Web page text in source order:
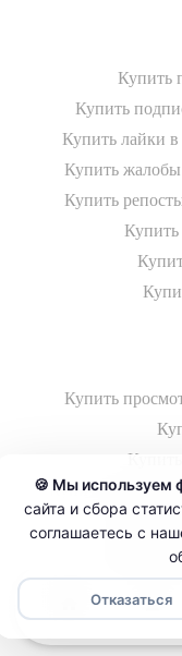
Купить
Купить
Купить лайки
Купить
Купить
Купить
Купить жалобы
Купить
Купить
🍪 Мы используем
сайта и сбора
соглашаетесь с
Отказаться